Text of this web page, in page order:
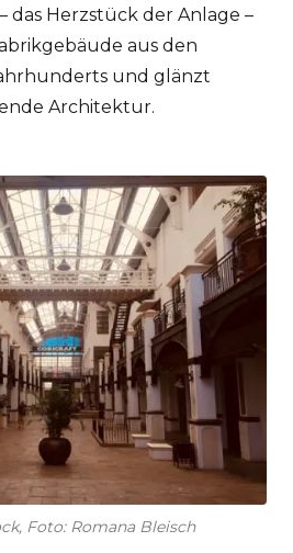
das Herzstück der Anlage –
aus den
und glänzt
Architektur.
Foto: Romana Bleisch